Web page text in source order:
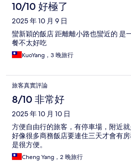
10/10 好極了
2025 年 10 月 9 日
蠻新穎的飯店 距離離小路也蠻近的 是
餐不太好吃
KuoYang，3 晚旅行
旅客真實評論
8/10 非常好
2025 年 10 月 10 日
方便自由行的旅客，有停車場，附近
好像很多商務飯店要連住三天才會有
是很方便。
Cheng Yang，2 晚旅行